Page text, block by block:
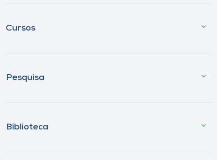
Cursos
Pesquisa
Biblioteca